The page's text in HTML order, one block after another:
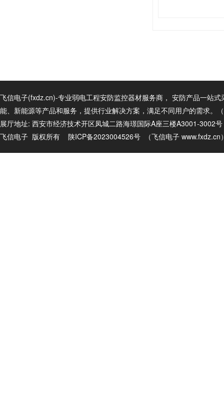
飞信电子(fxdz.cn)-专业弱电工程安防监控器材服务商， 安防产品一站
能、新能源等产品和服务，提供行业解决方案，满足不同用户的需求
展厅地址: 西安市经济技术开区凤城二路海璟国际A座三楼A3001-3002
飞信电子 版权所有 陕ICP备2023004526号 （飞信电子 www.fxdz.cn